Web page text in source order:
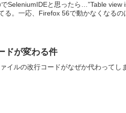
SeleniumIDEと思ったら…”Table view
る。一応、Firefox 56で動かなくなるの
ドが変わる件
イルの改行コードがなぜか代わってし